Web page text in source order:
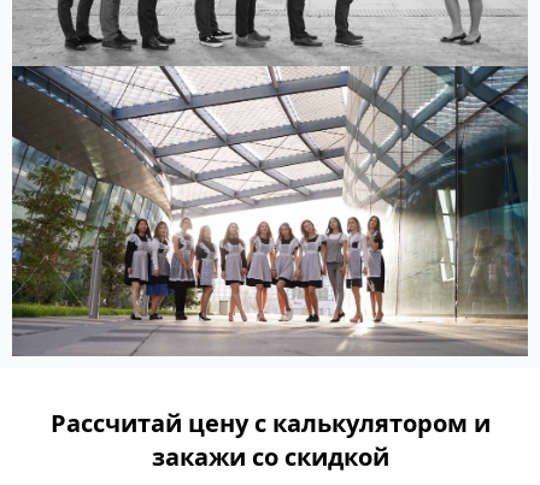
Рассчитай цену с калькулятором и
закажи со скидкой